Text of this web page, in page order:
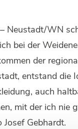
WN
bei der
der
entstand die
auch
mit der ich
Gebhardt.